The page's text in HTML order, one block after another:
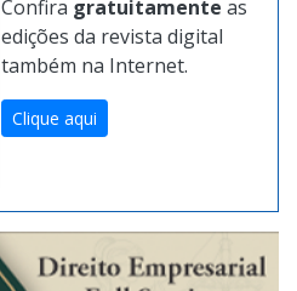
Confira gratuitamente as
edições da revista digital
também na Internet.
Clique aqui